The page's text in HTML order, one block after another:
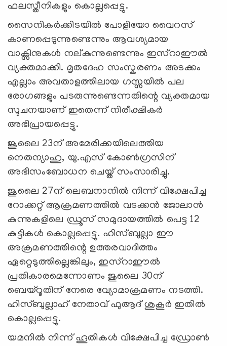
ഫലസ്തീനികളും കൊല്ലപ്പെട്ടു.
സൈനികര്‍ക്കിടയില്‍ പോളിയോ വൈറസ്
കാണപ്പെടുന്നുണ്ടെന്നും ആവശ്യമായ
വാക്സിനുകള്‍ നല്കുന്നുണ്ടെന്നും ഇസ്റാഈല്‍
വ്യക്തമാക്കി. മൃതദേഹ സംസ്കരണം അടക്കം
എല്ലാം അവതാളത്തിലായ ഗസ്സയില്‍ പല
രോഗങ്ങളും പടരുന്നുണ്ടെന്നതിന്റെ വ്യക്തമായ
സൂചനയാണ് ഇതെന്ന് നിരീക്ഷികര്‍
അഭിപ്രായപ്പെട്ടു.
ജൂലൈ 23ന് അമേരിക്കയിലെത്തിയ
നെതന്യാഹു, യു.എസ് കോണ്‍ഗ്രസിന്
അഭിസംബോധന ചെയ്ത് സംസാരിച്ചു.
ജൂലൈ 27ന് ലെബനാനില്‍ നിന്ന് വിക്ഷേപിച്ച
റോക്കറ്റ് ആക്രമണത്തില്‍ വടക്കന്‍ ജോലാന്‍
കുന്നുകളിലെ ഡ്രൂസ് സമുദായത്തില്‍ പെട്ട 12
കുട്ടികള്‍ കൊല്ലപ്പെട്ടു. ഹിസ്ബുല്ലാ ഈ
അക്രമണത്തിന്റെ ഉത്തരവാദിത്തം
ഏറ്റെടുത്തില്ലെങ്കിലും, ഇസ്റാഈല്‍
പ്രതികാരമെന്നോണം ജുലൈ 30ന്
ബെയ്റൂതിന് നേരെ വ്യോമാക്രമണം നടത്തി.
ഹിസ്ബുല്ലാഹ് നേതാവ് ഫുആദ് ശുകൂര്‍ ഇതില്‍
കൊല്ലപ്പെട്ടു.
യമനില്‍ നിന്ന് ഹൂതികള്‍ വിക്ഷേപിച്ച ഡ്രോണ്‍